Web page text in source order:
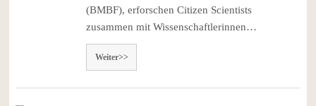
(BMBF), erforschen Citizen Scientists
zusammen mit Wissenschaftlerinnen…
Weiter>>